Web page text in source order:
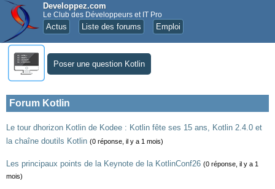
Developpez.com
Le Club des Développeurs et IT Pro
Actus Liste des forums Emploi
Poser une question Kotlin
Forum Kotlin
Le tour dhorizon Kotlin de Kodee : Kotlin fête ses 15 ans, Kotlin 2.4.0 et
la chaîne doutils Kotlin (0 réponse, il y a 1 mois)
Les principaux points de la Keynote de la KotlinConf26 (0 réponse, il y a 1
mois)